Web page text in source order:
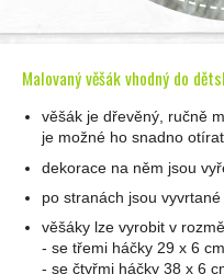
Malovaný věšák vhodný do
věšák je dřevěný, ručně
je možné ho snadno otírat
dekorace na něm jsou
po stranách jsou
věšáky lze vyrobit v
- se třemi háčky 29 x 6
- se čtyřmi háčky 38 x 6